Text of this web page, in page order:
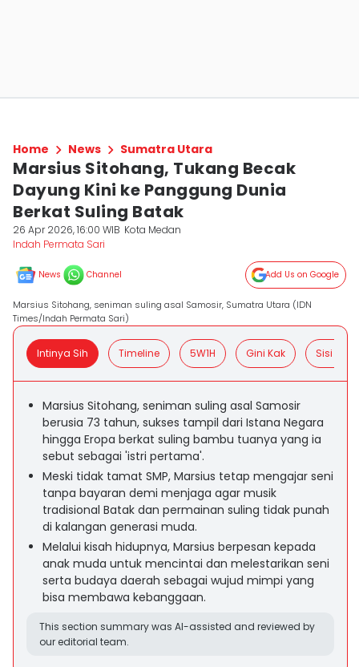
Home News Sumatra Utara
Marsius Sitohang, Tukang Becak
Dayung Kini ke Panggung Dunia
Berkat Suling Batak
26 Apr 2026, 16:00 WIB Kota Medan
Indah Permata Sari
News Channel Add Us on Google
Marsius Sitohang, seniman suling asal Samosir, Sumatra Utara (IDN
Times/Indah Permata Sari)
Intinya Sih Timeline 5W1H Gini Kak Sisi
Marsius Sitohang, seniman suling asal Samosir
berusia 73 tahun, sukses tampil dari Istana Negara
hingga Eropa berkat suling bambu tuanya yang ia
sebut sebagai 'istri pertama'.
Meski tidak tamat SMP, Marsius tetap mengajar seni
tanpa bayaran demi menjaga agar musik
tradisional Batak dan permainan suling tidak punah
di kalangan generasi muda.
Melalui kisah hidupnya, Marsius berpesan kepada
anak muda untuk mencintai dan melestarikan seni
serta budaya daerah sebagai wujud mimpi yang
bisa membawa kebanggaan.
This section summary was AI-assisted and reviewed by
our editorial team.